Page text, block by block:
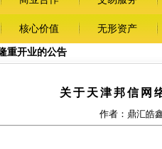
核心价值 无形资产
重开业的公告
关于天津邦信网
作者：鼎汇皓